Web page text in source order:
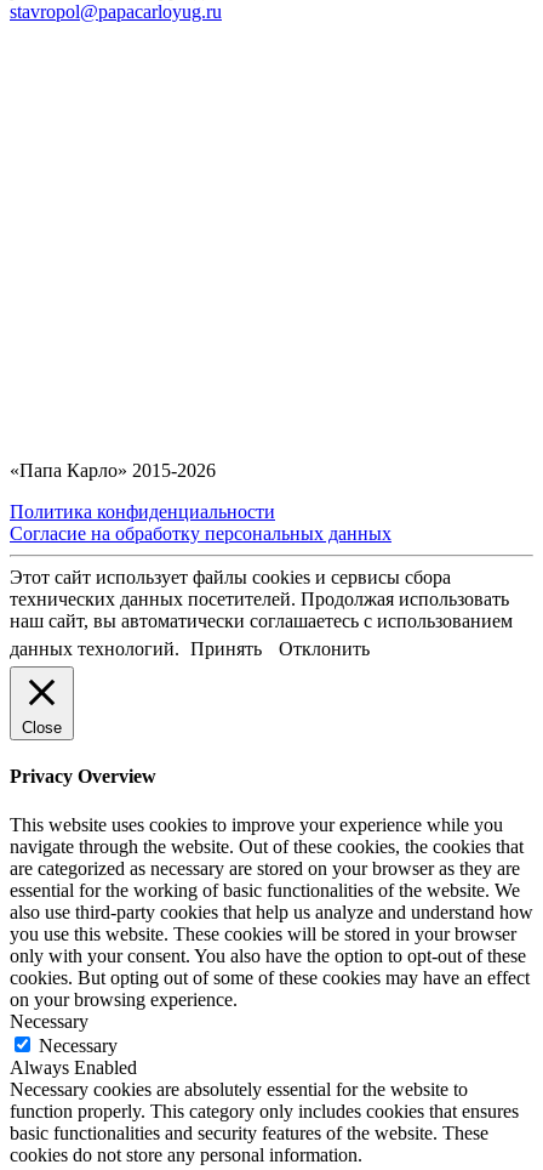
stavropol@papacarloyug.ru
«Папа Карло» 2015-2026
Политика конфиденциальности
Согласие на обработку персональных данных
Этот сайт использует файлы cookies и сервисы сбора
технических данных посетителей. Продолжая использовать
наш сайт, вы автоматически соглашаетесь с использованием
данных технологий. Принять Отклонить
Close
Privacy Overview
This website uses cookies to improve your experience while you
navigate through the website. Out of these cookies, the cookies that
are categorized as necessary are stored on your browser as they are
essential for the working of basic functionalities of the website. We
also use third-party cookies that help us analyze and understand how
you use this website. These cookies will be stored in your browser
only with your consent. You also have the option to opt-out of these
cookies. But opting out of some of these cookies may have an effect
on your browsing experience.
Necessary
Necessary
Always Enabled
Necessary cookies are absolutely essential for the website to
function properly. This category only includes cookies that ensures
basic functionalities and security features of the website. These
cookies do not store any personal information.